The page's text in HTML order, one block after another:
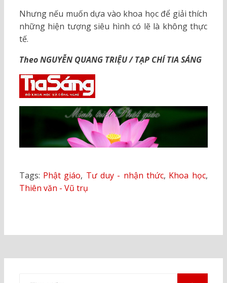
Nhưng nếu muốn dựa vào khoa học để giải thích
những hiện tượng siêu hình có lẽ là không thực
tế.
Theo NGUYỄN QUANG TRIỆU / TẠP CHÍ TIA SÁNG
Tags: Phật giáo, Tư duy - nhận thức, Khoa học,
Thiên văn - Vũ trụ